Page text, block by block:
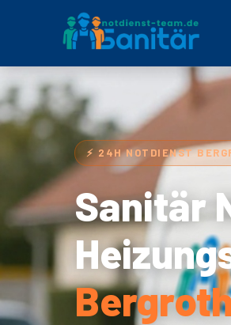
⚡ 24H NOTDIENST
Sanitär